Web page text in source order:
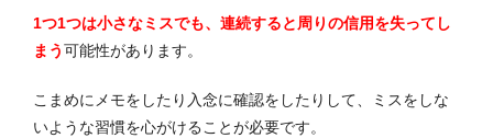
1つ1つは小さなミスでも、連続すると周りの信用を失ってし
まう可能性があります。
こまめにメモをしたり入念に確認をしたりして、ミスをしな
いような習慣を心がけることが必要です。